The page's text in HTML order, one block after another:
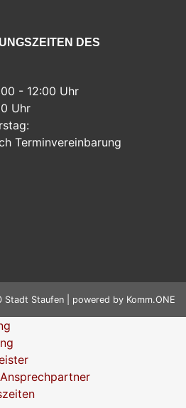
DES
- 12:00 Uhr
Uhr
Terminvereinbarung
Staufen | powered by Komm.ONE